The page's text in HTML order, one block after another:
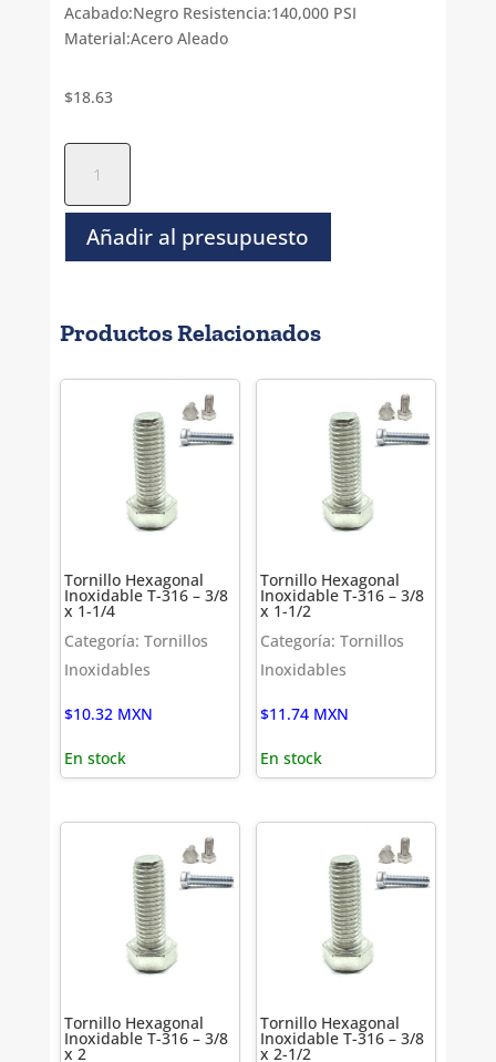
Acabado:Negro Resistencia:140,000 PSI
Material:Acero Aleado
$18.63
Socket
Cilindro
Negro
Metrico
5
150
Añadir al presupuesto
Productos Relacionados
Tornillo Hexagonal
Inoxidable T-316 – 3/8
x 1-1/4
Categoría: Tornillos
Inoxidables
$10.32 MXN
En stock
Tornillo Hexagonal
Inoxidable T-316 – 3/8
x 1-1/2
Categoría: Tornillos
Inoxidables
$11.74 MXN
En stock
Tornillo Hexagonal
Inoxidable T-316 – 3/8
x 2
Tornillo Hexagonal
Inoxidable T-316 – 3/8
x 2-1/2